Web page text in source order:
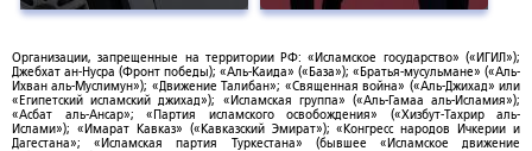
Организации, запрещенные на территории РФ: «Исламское государство» («ИГИЛ»);
Джебхат ан-Нусра (Фронт победы); «Аль-Каида» («База»); «Братья-мусульмане» («Аль-
Ихван аль-Муслимун»); «Движение Талибан»; «Священная война» («Аль-Джихад» или
«Египетский исламский джихад»); «Исламская группа» («Аль-Гамаа аль-Исламия»);
«Асбат аль-Ансар»; «Партия исламского освобождения» («Хизбут-Тахрир аль-
Ислами»); «Имарат Кавказ» («Кавказский Эмират»); «Конгресс народов Ичкерии и
Дагестана»; «Исламская партия Туркестана» (бывшее «Исламское движение